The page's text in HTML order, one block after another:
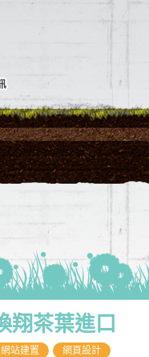
翔茶葉進口
網站建置 網頁設計